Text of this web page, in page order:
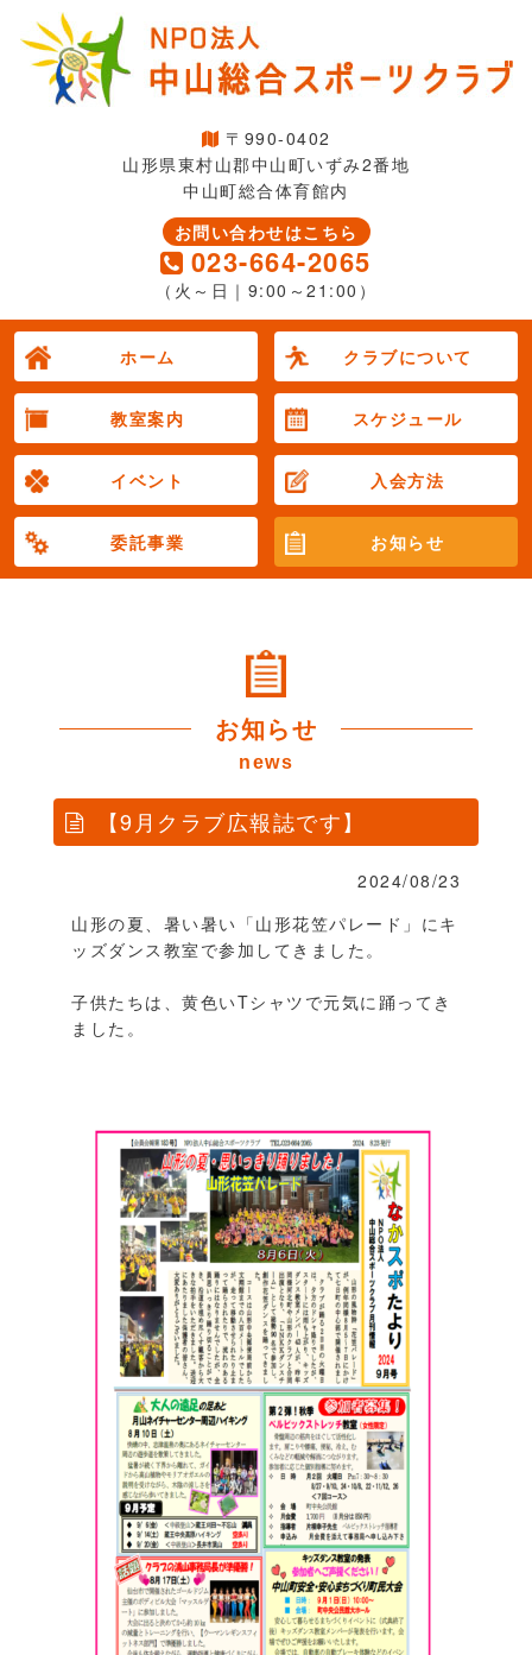
〒990-0402
山形県東村山郡中山町いずみ2番地
中山町総合体育館内
お問い合わせはこちら
023-664-2065
（火～日｜9:00～21:00）
ホーム クラブについて
教室案内 スケジュール
イベント 入会方法
委託事業 お知らせ
お知らせ
news
【9月クラブ広報誌です】
2024/08/23
山形の夏、暑い暑い「山形花笠パレード」にキ
ッズダンス教室で参加してきました。
子供たちは、黄色いTシャツで元気に踊ってき
ました。